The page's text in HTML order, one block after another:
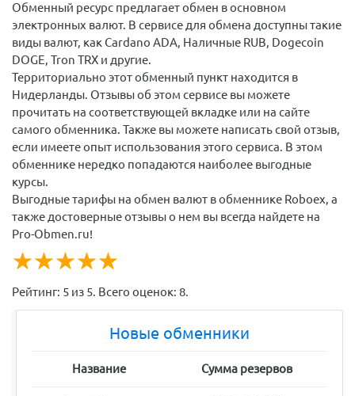
Обменный ресурс предлагает обмен в основном
электронных валют. В сервисе для обмена доступны такие
виды валют, как Cardano ADA, Наличные RUB, Dogecoin
DOGE, Tron TRX и другие.
Территориально этот обменный пункт находится в
Нидерланды. Отзывы об этом сервисе вы можете
прочитать на соответствующей вкладке или на сайте
самого обменника. Также вы можете написать свой отзыв,
если имеете опыт использования этого сервиса. В этом
обменнике нередко попадаются наиболее выгодные
курсы.
Выгодные тарифы на обмен валют в обменнике Roboex, а
также достоверные отзывы о нем вы всегда найдете на
Pro-Obmen.ru!
☆☆☆☆☆
★★★★★
Рейтинг: 5 из 5. Всего оценок: 8.
Новые обменники
Название Сумма резервов